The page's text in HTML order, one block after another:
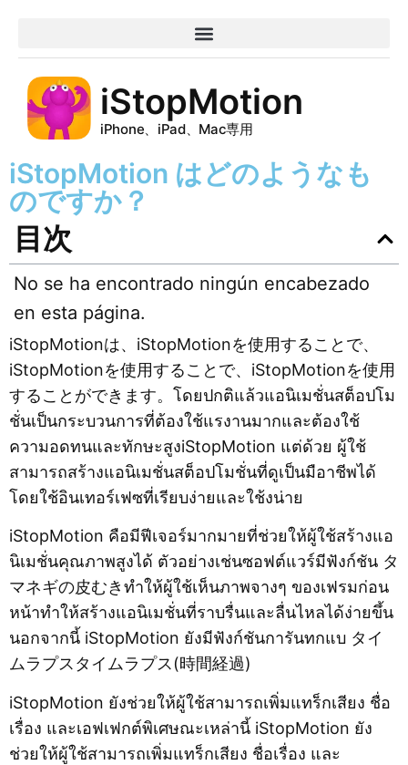
iStopMotion
iPhone、iPad、Mac専用
iStopMotion はどのようなも
のですか？
目次
No se ha encontrado ningún encabezado
en esta página.
iStopMotionは、iStopMotionを使用することで、
iStopMotionを使用することで、iStopMotionを使用
することができます。โดยปกติแล้วแอนิเมชั่นสต็อปโม
ชั่นเป็นกระบวนการที่ต้องใช้แรงานมากและต้องใช้
ความอดทนและทักษะสูงiStopMotion แต่ด้วย ผู้ใช้
สามารถสร้างแอนิเมชั่นสต็อปโมชั่นที่ดูเป็นมือาชีพได้
โดยใช้อินเทอร์เฟซที่เรียบง่ายและใช้งน่าย
iStopMotion คือมีฟีเจอร์มากมายที่ช่วยให้ผู้ใช้สร้างแอ
นิเมชั่นคุณภาพสูงได้ ตัวอย่างเช่นซอฟต์แวร์มีฟังก์ชัน タ
マネギの皮むきทำให้ผู้ใช้เห็นภาพจางๆ ของเฟรมก่อน
หน้าทำให้สร้างแอนิเมชั่นที่ราบรื่นและลื่นไหลได้ง่ายขึ้น
นอกจากนี้ iStopMotion ยังมีฟังก์ชันการันทกแบ タイ
ムラプスタイムラプス(時間経過)
iStopMotion ยังช่วยให้ผู้ใช้สามารถเพิ่มแทร็กเสียง ชื่อ
เรื่อง และเอฟเฟกต์พิเศษณะเหล่านี้ iStopMotion ยัง
ช่วยให้ผู้ใช้สามารถเพิ่มแทร็กเสียง ชื่อเรื่อง และ